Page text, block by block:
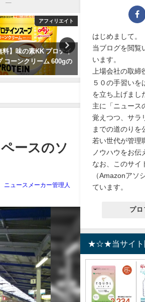
アフィリエイト
素KK プロテイ
リーム 600gの
アフィ
コカ・コーラ選べるよりど
茶やかんの麦茶アクエリア
茶花伝500mlペットボトル
り×2ケース【送料無料】商
2024年3月21日
ースのソ
ニュースメーカー管理人
はじめまして。
当ブログを閲覧
います。
上場会社の取締
５０の手習いを
を立ち上げまし
主に「ニュース
覚えつつ、サラ
までの道のりを
若い世代が管理
ノウハウをお伝
なお、このサイ
（Amazonアソ
ています。
プロ
★☆★当サイ